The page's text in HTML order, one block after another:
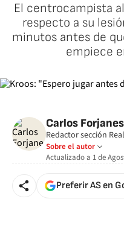
El centrocampista
respecto a su
minutos antes de
empiece
Carlos Forjanes
Redactor sección
Sobre el autor
Actualizado a 1 de
Preferir AS en